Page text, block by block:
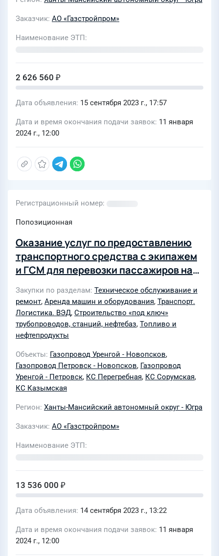
(эксплуатационный км 647,7-685).
Сплошная замена труб. Казымское
ЛПУМГ. Капитальный ремонт МГ
участок км 551-579. Сплошная замена
ремонт МГ Уренгой-Новопсков,
Ду1400, ремонтируемый участок
714,790-730,450 (эксплуатационный
км 718-734), инв.№000183. Замена
труб. Перегребненское ЛПУМГ) для
Заказчик АО «Газстройпром»
Наименование ЭТП
2 626 560 ₽
Дата объявления 15 сентября 2023 г., 17:57
Дата и время окончания подачи заявок 11 января
2024 г., 12:00
Регистрационный номер
Попозиционная
Оказание услуг по предоставлению
транспортного средства с экипажем
и ГСМ для перевозки пассажиров на
(Капитальный ремонт МГ Уренгой-
Новопсков (лупинг), Ду1400, инв.
№000182, ремонтируемый участок км
515-551 (эксплуатационный км 515-
551). Сплошная замена труб.
Сорумское ЛПУМГ; Капитальный
ремонт МГ Уренгой-Новопсков, инв.
№000183, Ду1400, ремонтируемый
участок км 645,244 - 681,802
(эксплуатационный км 647,7-685).
Сплошная замена труб. Казымское
ЛПУМГ; Капитальный ремонт МГ
участок км 551-579. Сплошная замена
ремонт МГ Уренгой-Новопсков,
Ду1400, ремонтируемый участок
714,790-730,450 (эксплуатационный
Закупки по разделам Техническое обслуживание и
ремонт, Аренда машин и оборудования, Транспорт.
Логистика. ВЭД, Строительство «под ключ»
трубопроводов, станций, нефтебаз, Топливо и
нефтепродукты
Объекты Газопровод Уренгой - Новопсков,
Газопровод Петровск - Новопсков, Газопровод
Уренгой - Петровск, КС Перегребная, КС Сорумская,
КС Казымская
Регион Ханты-Мансийский автономный округ - Югра
Заказчик АО «Газстройпром»
Наименование ЭТП
13 536 000 ₽
Дата объявления 14 сентября 2023 г., 13:22
Дата и время окончания подачи заявок 11 января
2024 г., 12:00